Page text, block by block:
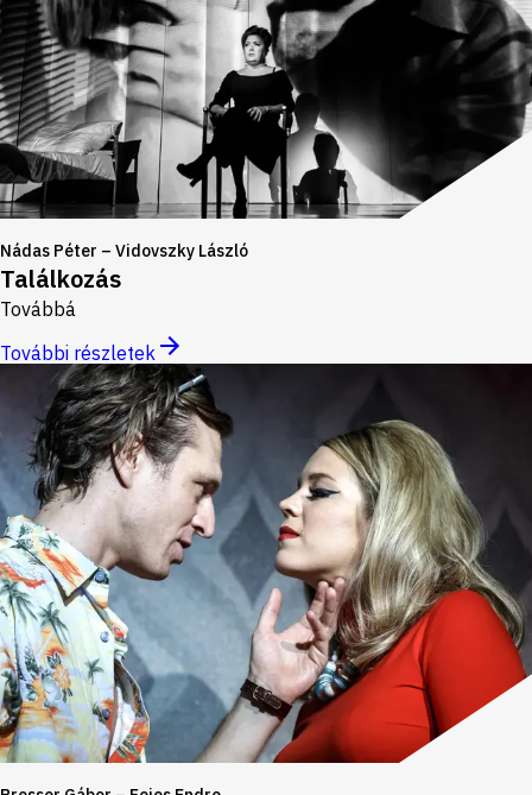
Nádas Péter – Vidovszky László
Találkozás
Továbbá
További részletek